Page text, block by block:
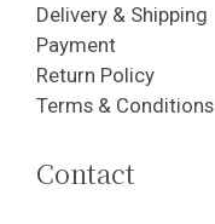
Delivery & Shipping
Payment
Return Policy
Terms & Conditions
Contact